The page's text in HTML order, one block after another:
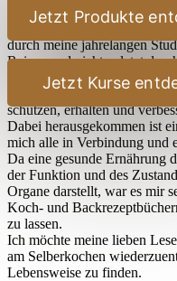
Jetzt Produkte
Jetzt Kurse
Lieber Leser,
durch meine jahrelangen
Reisen und nicht zuletzt
Kochen und Ausprobieren
dürfen, wie der Mensch
schützen, erhalten und
Dabei herausgekommen ist
mich alle in Verbindung und
Da eine gesunde Ernährung
der Funktion und des
Organe darstellt, war es mir
Koch- und
zu lassen.
Ich möchte meine lieben
am Selberkochen
Lebensweise zu finden.